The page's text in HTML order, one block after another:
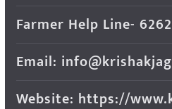
Farmer Help Line-
Email:
Website: https://